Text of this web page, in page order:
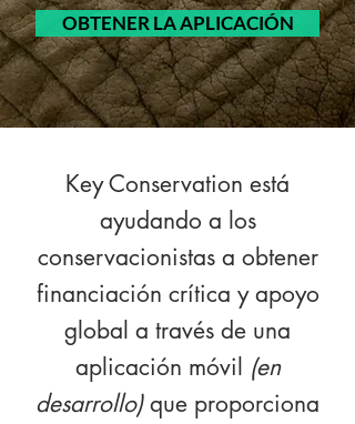
OBTENER LA APLICACIÓN
Key Conservation está
ayudando a los
conservacionistas a obtener
financiación crítica y apoyo
global a través de una
aplicación móvil (en
desarrollo)que proporciona